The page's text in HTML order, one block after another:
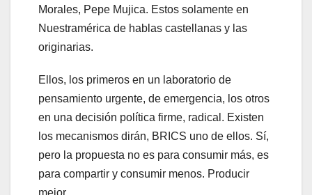
Morales, Pepe Mujica. Estos solamente en
Nuestramérica de hablas castellanas y las
originarias.
Ellos, los primeros en un laboratorio de
pensamiento urgente, de emergencia, los otros
en una decisión política firme, radical. Existen
los mecanismos dirán, BRICS uno de ellos. Sí,
pero la propuesta no es para consumir más, es
para compartir y consumir menos. Producir